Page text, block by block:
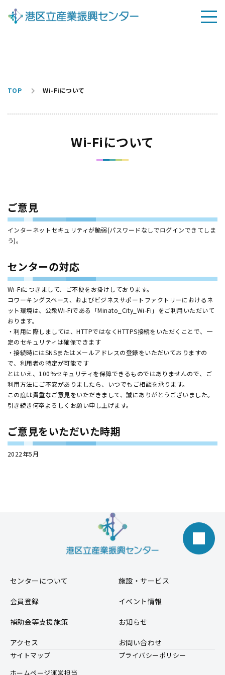
TOP Wi-Fiについて
Wi-Fiについて
ご意見
インターネットセキュリティが脆弱(パスワードなしでログインできてしま
う)。
センターの対応
Wi-Fiにつきまして、ご不便をお掛けしております。
コワーキングスペース、およびビジネスサポートファクトリーにおけるネ
ット環境は、公衆Wi-Fiである「Minato_City_Wi-Fi」をご利用いただいて
おります。
・利用に際しましては、HTTPではなくHTTPS接続をいただくことで、一
定のセキュリティは確保できます
・接続時にはSNSまたはメールアドレスの登録をいただいておりますの
で、利用者の特定が可能です
とはいえ、100%セキュリティを保障できるものではありませんので、ご
利用方法にご不安がありましたら、いつでもご相談を承ります。
この度は貴重なご意見をいただきまして、誠にありがとうございました。
引き続き何卒よろしくお願い申し上げます。
ご意見をいただいた時期
2022年5月
センターについて 施設・サービス
会員登録 イベント情報
補助金等支援施策 お知らせ
アクセス お問い合わせ
サイトマップ
プライバシーポリシー
ホームページ運営担当